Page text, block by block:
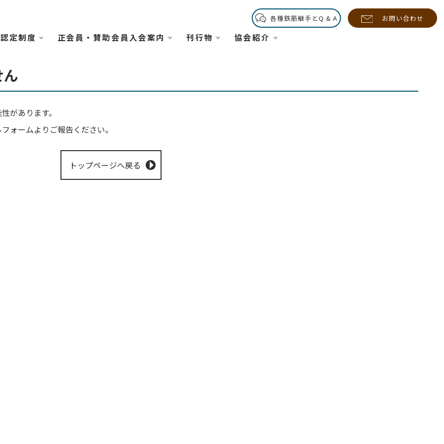
各種鉄筋継手とQ & A お問い合わせ
認定制度 正会員・賛助会員入会案内 刊行物 協会紹介
があります。
ォームよりご報告ください。
トップページへ戻る